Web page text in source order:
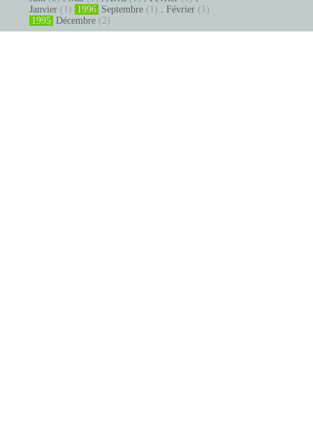
Janvier (1) 1996 Septembre (1) . Février (1)
1995 Décembre (2)